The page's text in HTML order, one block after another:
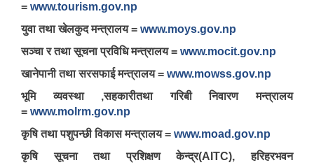
= www.tourism.gov.np
युवा तथा खेलकुद मन्त्रालय = www.moys.gov.np
सञ्चा र तथा सूचना प्रविधि मन्त्रालय = www.mocit.gov.np
खानेपानी तथा सरसफाई मन्त्रालय = www.mowss.gov.np
भूमि व्यवस्था ,सहकारीतथा गरिबी निवारण मन्त्रालय
= www.molrm.gov.np
कृषि तथा पशुपन्छी विकास मन्त्रालय = www.moad.gov.np
कृषि सूचना तथा प्रशिक्षण केन्द्र(AITC), हरिहरभवन